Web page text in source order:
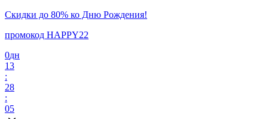
Скидки до 80% ко Дню Рождения!
промокод HAPPY22
0дн
13
:
28
:
05